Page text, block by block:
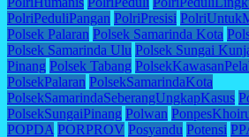
PolriPeduliPangan PolriPresisi
Polsek Palaran Polsek Samarinda Kota
Polsek Samarinda Ulu Polsek Sungai
Pinang Polsek Tabang
PolsekPalaran PolsekSamarindaKota
PolsekSamarindaSeberangUngkapKasus
PolsekSungaiPinang Polwan
POPDA PORPROV Posyandu Potensi